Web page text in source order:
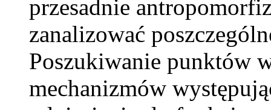
przesadnie
zanalizować
Poszukiwanie punktów
mechanizmów